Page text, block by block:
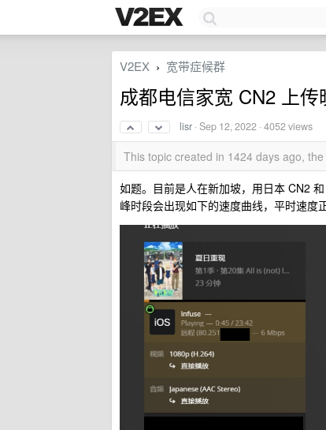
V2EX › 宽带症候群
成都电信家宽 CN2 上
lisr ·Sep 12, 2022 · 4052 views
This topic created in 1424 days ago,
如题。目前是人在新加坡，用日本 CN2
峰时段会出现如下的速度曲线，平时速度